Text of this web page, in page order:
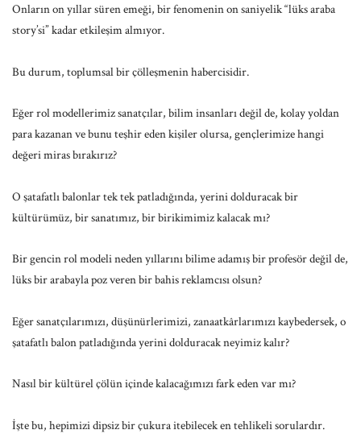
Onların on yıllar süren emeği, bir fenomenin on saniyelik “lüks araba
story’si” kadar etkileşim almıyor.
Bu durum, toplumsal bir çölleşmenin habercisidir.
Eğer rol modellerimiz sanatçılar, bilim insanları değil de, kolay yoldan
para kazanan ve bunu teşhir eden kişiler olursa, gençlerimize hangi
değeri miras bırakırız?
O şatafatlı balonlar tek tek patladığında, yerini dolduracak bir
kültürümüz, bir sanatımız, bir birikimimiz kalacak mı?
Bir gencin rol modeli neden yıllarını bilime adamış bir profesör değil de,
lüks bir arabayla poz veren bir bahis reklamcısı olsun?
Eğer sanatçılarımızı, düşünürlerimizi, zanaatkârlarımızı kaybedersek, o
şatafatlı balon patladığında yerini dolduracak neyimiz kalır?
Nasıl bir kültürel çölün içinde kalacağımızı fark eden var mı?
İşte bu, hepimizi dipsiz bir çukura itebilecek en tehlikeli sorulardır.